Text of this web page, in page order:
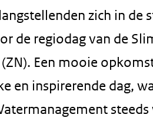
zich in
de regiodag van de
Een mooie
en inspirerende dag,